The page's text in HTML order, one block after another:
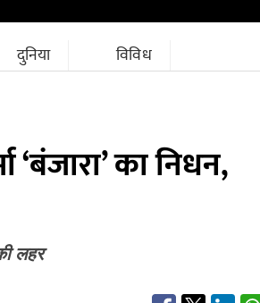
दुनिया विविध
‘बंजारा’ का निधन,
लहर